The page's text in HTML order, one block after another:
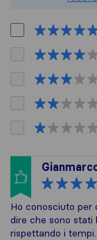
Ho conosciuto per
dire che sono
rispettando i tempi.